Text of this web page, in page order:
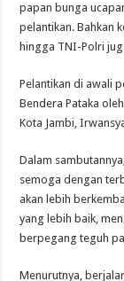
papan bunga
pelantikan. Bahkan
hingga TNI-Polri
Pelantikan di awali
Bendera Pataka
Kota Jambi,
Dalam
semoga dengan
akan lebih
yang lebih baik,
berpegang teguh
Menurutnya,